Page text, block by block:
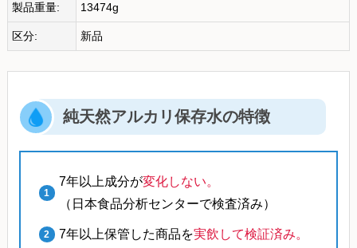
製品重量: 13474g
区分: 新品
純天然アルカリ保存水の特徴
7年以上成分が変化しない。
（日本食品分析センターで検査済み）
7年以上保管した商品を実飲して検証済み。